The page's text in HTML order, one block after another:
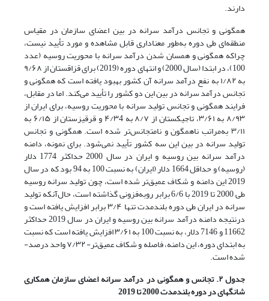
دارند.
همگونی و تجانس درآمد سرانه در بین اعضای سازمان در مقیاس
منطقه‌ای طی دوره به‌طور معناداری قابل مشاهده و مورد تأیید نیست،
چراکه همگونی و همسان شدن درآمد سرانه با محوریت روسیه (عدد
100)، در ابتدا (سال 2000) و انتهای دوره (2019) برای قزاقستان از ۹/۶۸
به ۱/۸۲ به نفع درآمد سرانه آن کشور بهبود یافته است که همگونی و
تجانس درآمد سرانه در بین این دو کشور را تأیید می‌کند. اما در مقابل،
فرایند همگونی و تجانس تولید سرانه با محوریت روسیه، برای ایران از
۸/۹۳ به ۳/۶۱، تاجیکستان از ۸/۷ به ۴/۳4 و قرقیزستان از ۶/۱۵ به
۳/۱۱ به‌مراتب ناهمگون و نامتجانس‌تر شده‌ است. همگونی و تجانس
تولید سرانه در بین این سه کشور تأیید نمی‌شود. برای‌ نمونه، دامنه
درآمد سرانه بین روسیه و ایران در سال 2000 حداکثر 1774 دلار
(روسیه) و حداقل 1664 دلار (ایران) به نسبت 100 به 94 بود که در سال
2019 این دامنه و شکاف عمیق‌تر شده است، چون تولید سرانه روسیه
طی 2000 تا 2019 با 6/6 برابر رو‌به‌فزونی گذاشته است، حال‌آنکه تولید
سرانه در ایران طی دوره بلندمدت تنها ۳/۴ برابر افزایش یافته است و
درنتیجه دامنه درآمد سرانه بین روسیه و ایران در سال 2019 حداکثر
11662 و 7146 دلار، به نسبت 100 به ۳/۶۱ افزایش یافته است که نسبت
به ابتدای دوره، این دامنه، فاصله و شکاف عمیق‌تر- ۷/۳۲ واحد درصد-
شده‌ است.
جدول ۲. تجانس و همگونی در درآمد سرانه اعضای سازمان همکاری
شانگهای در دوره بلندمدت 2000 تا 2019